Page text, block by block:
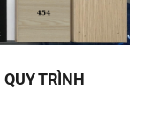
TRÌNH